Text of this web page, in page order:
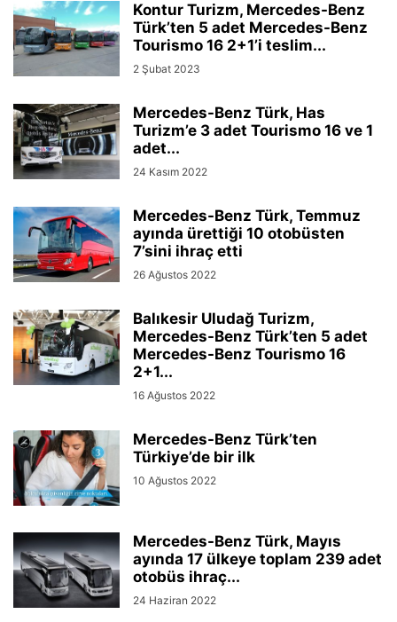
Kontur Turizm, Mercedes-Benz
Türk’ten 5 adet Mercedes-Benz
Tourismo 16 2+1’i teslim...
2 Şubat 2023
Mercedes-Benz Türk, Has
Turizm’e 3 adet Tourismo 16 ve 1
adet...
24 Kasım 2022
Mercedes-Benz Türk, Temmuz
ayında ürettiği 10 otobüsten
7’sini ihraç etti
26 Ağustos 2022
Balıkesir Uludağ Turizm,
Mercedes-Benz Türk’ten 5 adet
Mercedes-Benz Tourismo 16
2+1...
16 Ağustos 2022
Mercedes-Benz Türk’ten
Türkiye’de bir ilk
10 Ağustos 2022
Mercedes-Benz Türk, Mayıs
ayında 17 ülkeye toplam 239 adet
otobüs ihraç...
24 Haziran 2022